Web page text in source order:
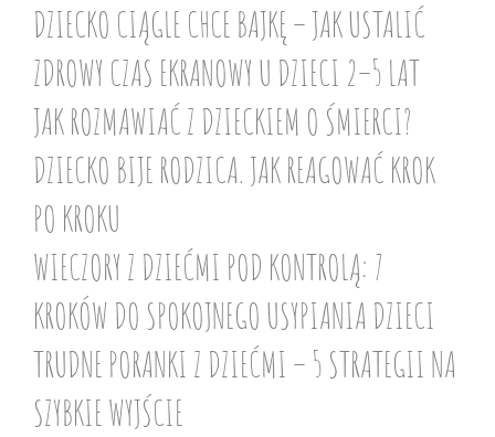
DZIECKO CIĄGLE CHCE BAJKĘ – JAK USTALIĆ
ZDROWY CZAS EKRANOWY U DZIECI 2–5 LAT
JAK ROZMAWIAĆ Z DZIECKIEM O ŚMIERCI?
DZIECKO BIJE RODZICA. JAK REAGOWAĆ KROK
PO KROKU
WIECZORY Z DZIEĆMI POD KONTROLĄ: 7
KROKÓW DO SPOKOJNEGO USYPIANIA DZIECI
TRUDNE PORANKI Z DZIEĆMI – 5 STRATEGII NA
SZYBKIE WYJŚCIE